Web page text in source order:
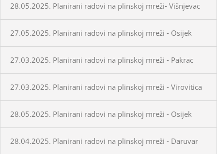
28.05.2025. Planirani radovi na plinskoj mreži- Višnjevac
27.05.2025. Planirani radovi na plinskoj mreži - Osijek
27.03.2025. Planirani radovi na plinskoj mreži - Pakrac
27.03.2025. Planirani radovi na plinskoj mreži - Virovitica
28.05.2025. Planirani radovi na plinskoj mreži - Osijek
28.04.2025. Planirani radovi na plinskoj mreži - Daruvar